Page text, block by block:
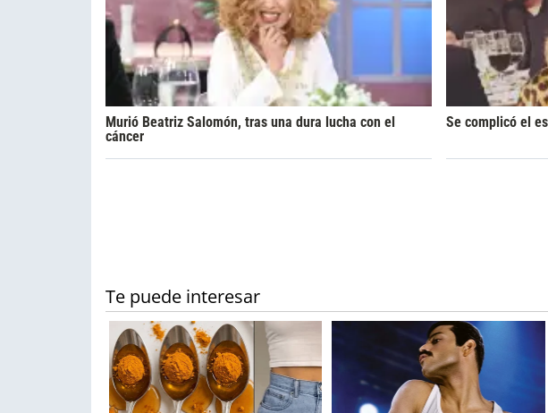
Murió Beatriz Salomón, tras una dura lucha con el
cáncer
Se complicó el